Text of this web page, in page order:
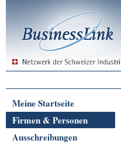
Meine Startseite
Firmen & Personen
Ausschreibungen